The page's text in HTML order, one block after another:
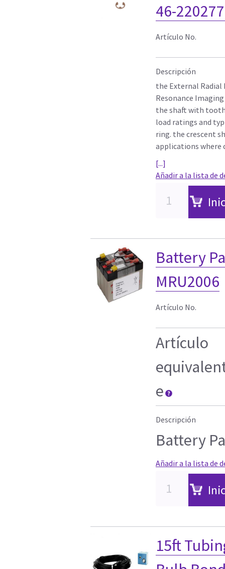
46-
Artículo No.
Descripción
the External Radial
Resonance
the shaft with
load ratings and
ring. the crescent
applications where
[...]
Añadir a la lista de
Battery
MRU2006
Artículo No.
Artículo
e
Descripción
Battery
Añadir a la lista de
15ft